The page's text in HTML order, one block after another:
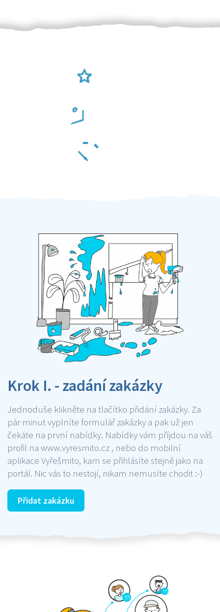
Krok I. - zadání zakázky
Jednoduše klikněte na tlačítko přidání zakázky. Za
pár minut vyplníte formulář zakázky a pak už jen
čekáte na první nabídky. Nabídky vám příjdou na váš
profil na www.vyresmito.cz , nebo do mobilní
aplikace Vyřešmito, kam se přihlásíte stejně jako na
portál. Nic vás to nestojí, nikam nemusíte chodit :-)
Přidat zakázku